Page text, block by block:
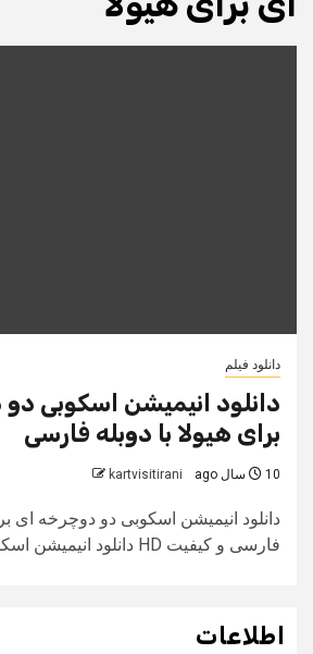
دانلود فیلم
دانلود انیمیشن اسکوبی
برای هیولا با دوبله فارسی
10 سال ago kartvisitirani
دانلود انیمیشن اسکوبی دو دوچرخه ای
فارسی و کیفیت HD دانلود انیمیشن اسکوبی دو دوچرخه ای...
اطلاعات